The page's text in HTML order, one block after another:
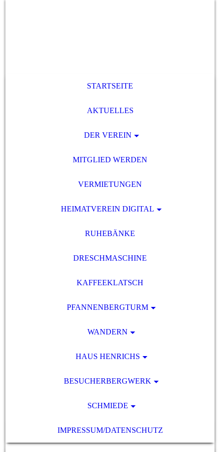
STARTSEITE
AKTUELLES
DER VEREIN
MITGLIED WERDEN
VERMIETUNGEN
HEIMATVEREIN DIGITAL
RUHEBÄNKE
DRESCHMASCHINE
KAFFEEKLATSCH
PFANNENBERGTURM
WANDERN
HAUS HENRICHS
BESUCHERBERGWERK
SCHMIEDE
IMPRESSUM/DATENSCHUTZ